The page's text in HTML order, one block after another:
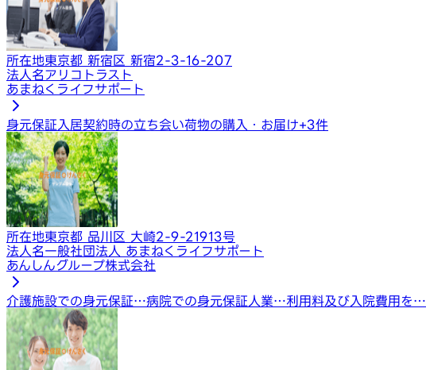
所在地東京都 新宿区 新宿2-3-16-207
法人名アリコトラスト
あまねくライフサポート
身元保証 入居契約時の立ち会い荷物の購入・お届け+3件
所在地東京都 品川区 大崎2-9-21913号
法人名一般社団法人 あまねくライフサポート
あんしんグループ株式会社
介護施設での身元保証…病院での身元保証人業…利用料及び入院費用を…